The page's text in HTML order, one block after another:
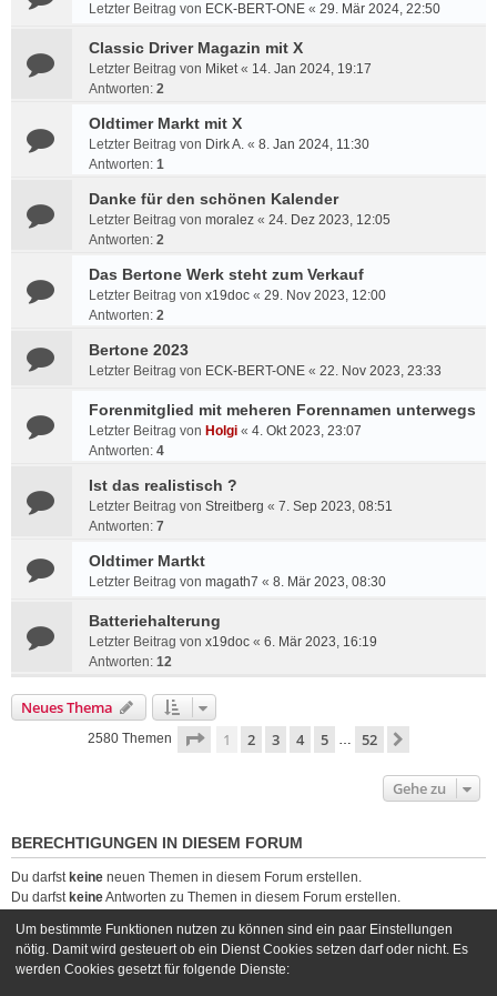
Letzter Beitrag von ECK-BERT-ONE « 29. Mär 2024, 22:50
Classic Driver Magazin mit X
Letzter Beitrag von Miket« 14. Jan 2024, 19:17
Antworten: 2
Oldtimer Markt mit X
Letzter Beitrag von Dirk A. « 8. Jan 2024, 11:30
Antworten: 1
Danke für den schönen Kalender
Letzter Beitrag von moralez « 24. Dez 2023, 12:05
Antworten: 2
Das Bertone Werk steht zum Verkauf
Letzter Beitrag von x19doc « 29. Nov 2023, 12:00
Antworten: 2
Bertone 2023
Letzter Beitrag von ECK-BERT-ONE « 22. Nov 2023, 23:33
Forenmitglied mit meheren Forennamen unterwegs
Letzter Beitrag von Holgi « 4. Okt 2023, 23:07
Antworten: 4
Ist das realistisch ?
Letzter Beitrag von Streitberg « 7. Sep 2023, 08:51
Antworten: 7
Oldtimer Martkt
Letzter Beitrag von magath7 « 8. Mär 2023, 08:30
Batteriehalterung
Letzter Beitrag von x19doc « 6. Mär 2023, 16:19
Antworten: 12
Neues Thema
2580 Themen Seite 1von 52
1 2 3 4 5 … 52
Gehe zu
BERECHTIGUNGEN IN DIESEM FORUM
Du darfst keine neuen Themen in diesem Forum erstellen.
Du darfst keineAntworten zu Themen in diesem Forum erstellen.
Du darfst deine Beiträge in diesem Forumnichtlöschen.
Du darfstkeineDateianhänge in diesem Forum erstellen.
Um bestimmte Funktionen nutzen zu können sind ein paar Einstellungen
nötig. Damit wird gesteuert ob ein Dienst Cookies setzen darf oder nicht. Es
werden Cookies gesetzt für folgende Dienste: